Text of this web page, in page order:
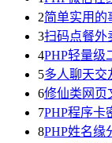
2简单实用的
3扫码点餐外
4PHP轻量级
5多人聊天交
6修仙类网页
7PHP程序卡
8PHP姓名缘